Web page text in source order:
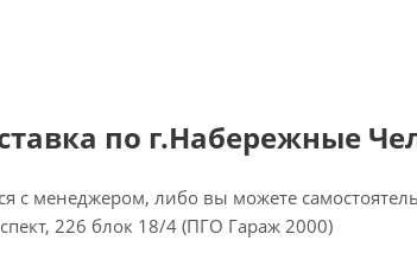
по г.Набережные
с менеджером, либо вы можете
226 блок 18/4 (ПГО Гараж 2000)